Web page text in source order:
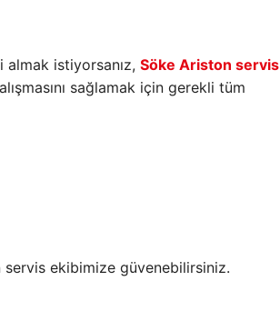
almak istiyorsanız, Söke Ariston servis
sağlamak için gerekli tüm
servis ekibimize güvenebilirsiniz.